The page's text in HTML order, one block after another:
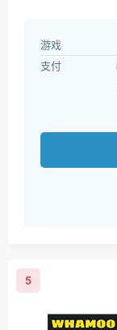
游戏
支付
5